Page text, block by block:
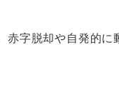
字脱却や自発的